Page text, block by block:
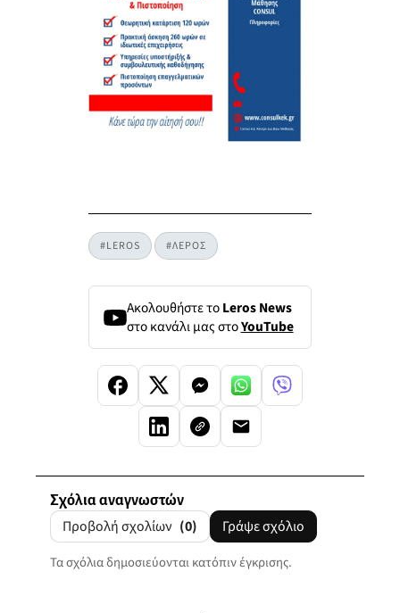
#LEROS #ΛΕΡΟΣ
Ακολουθήστε τοLeros News
στο κανάλι μας στοYouTube
Σχόλια αναγνωστών
Προβολή σχολίων (0) Γράψε σχόλιο
Τα σχόλια δημοσιεύονται κατόπιν έγκρισης.